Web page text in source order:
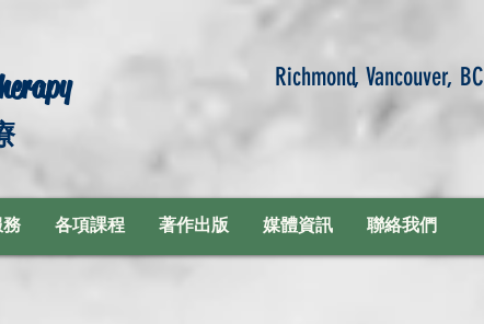
Richmond, Vancouver, BC
各項課程 著作出版 媒體資訊 聯絡我們